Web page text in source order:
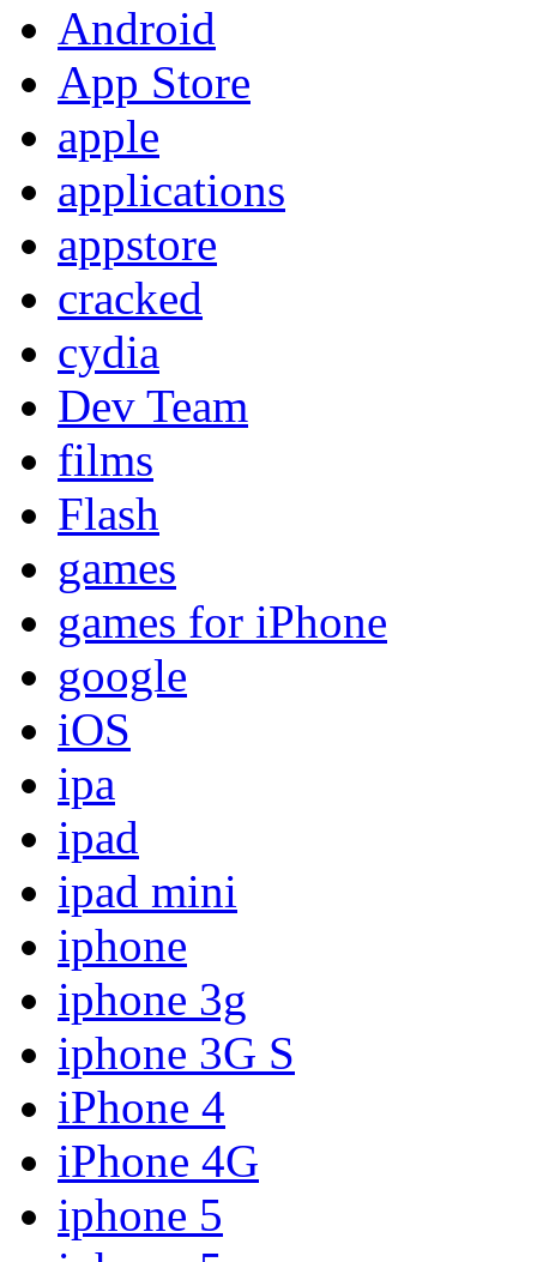
Android
App Store
apple
applications
appstore
cracked
cydia
Dev Team
films
Flash
games
games for iPhone
google
iOS
ipa
ipad
ipad mini
iphone
iphone 3g
iphone 3G S
iPhone 4
iPhone 4G
iphone 5